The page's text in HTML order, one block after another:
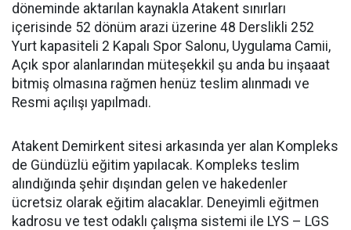
döneminde aktarılan kaynakla Atakent sınırları
içerisinde 52 dönüm arazi üzerine 48 Derslikli 252
Yurt kapasiteli 2 Kapalı Spor Salonu, Uygulama Camii,
Açık spor alanlarından müteşekkil şu anda bu inşaaat
bitmiş olmasına rağmen henüz teslim alınmadı ve
Resmi açılışı yapılmadı.
Atakent Demirkent sitesi arkasında yer alan Kompleks
de Gündüzlü eğitim yapılacak. Kompleks teslim
alındığında şehir dışından gelen ve hakedenler
ücretsiz olarak eğitim alacaklar. Deneyimli eğitmen
kadrosu ve test odaklı çalışma sistemi ile LYS – LGS